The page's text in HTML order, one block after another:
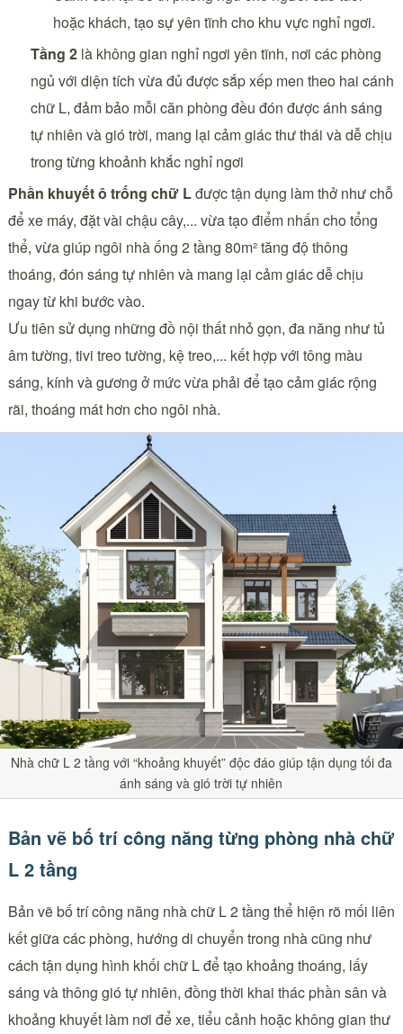
hoặc khách, tạo sự yên tĩnh cho khu vực nghỉ ngơi.
Tầng 2là không gian nghỉ ngơi yên tĩnh, nơi các phòng
ngủ với diện tích vừa đủ được sắp xếp men theo hai cánh
chữ L, đảm bảo mỗi căn phòng đều đón được ánh sáng
tự nhiên và gió trời, mang lại cảm giác thư thái và dễ chịu
trong từng khoảnh khắc nghỉ ngơi
Phần khuyết ô trống chữ Lđược tận dụng làm thở như chỗ
để xe máy, đặt vài chậu cây,... vừa tạo điểm nhấn cho tổng
thể, vừa giúp ngôi nhà ống 2 tầng 80m² tăng độ thông
thoáng, đón sáng tự nhiên và mang lại cảm giác dễ chịu
ngay từ khi bước vào.
Ưu tiên sử dụng những đồ nội thất nhỏ gọn, đa năng như tủ
âm tường, tivi treo tường, kệ treo,... kết hợp với tông màu
sáng, kính và gương ở mức vừa phải để tạo cảm giác rộng
rãi, thoáng mát hơn cho ngôi nhà.
Nhà chữ L 2 tầng với “khoảng khuyết” độc đáo giúp tận dụng tối đa
ánh sáng và gió trời tự nhiên
Bản vẽ bố trí công năng từng phòng nhà chữ
L 2 tầng
Bản vẽ bố trí công năng nhà chữ L 2 tầng thể hiện rõ mối liên
kết giữa các phòng, hướng di chuyển trong nhà cũng như
cách tận dụng hình khối chữ L để tạo khoảng thoáng, lấy
sáng và thông gió tự nhiên, đồng thời khai thác phần sân và
khoảng khuyết làm nơi để xe, tiểu cảnh hoặc không gian thư